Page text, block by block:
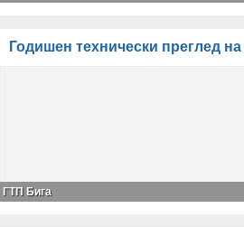
Годишен технически преглед
ГТП Бига